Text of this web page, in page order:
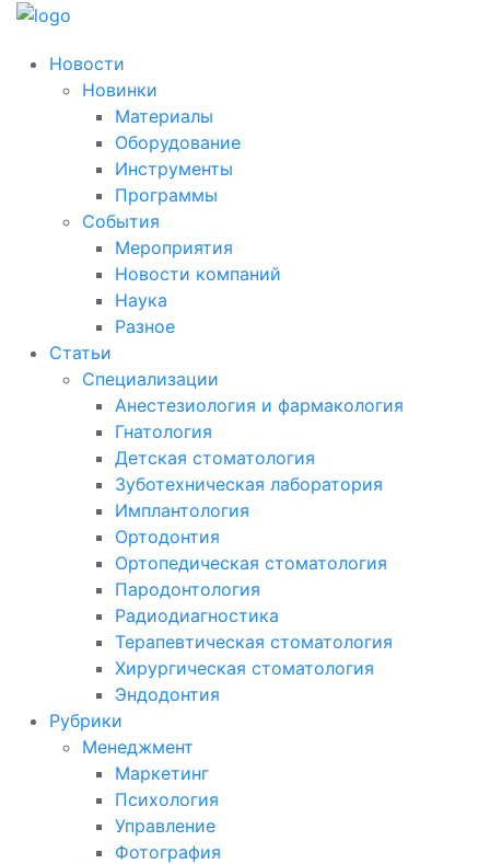
Новости
Новинки
Материалы
Оборудование
Инструменты
Программы
События
Мероприятия
Новости компаний
Наука
Разное
Статьи
Специализации
Анестезиология и фармакология
Гнатология
Детская стоматология
Зуботехническая лаборатория
Имплантология
Ортодонтия
Ортопедическая стоматология
Пародонтология
Радиодиагностика
Терапевтическая стоматология
Хирургическая стоматология
Эндодонтия
Рубрики
Менеджмент
Маркетинг
Психология
Управление
Фотография